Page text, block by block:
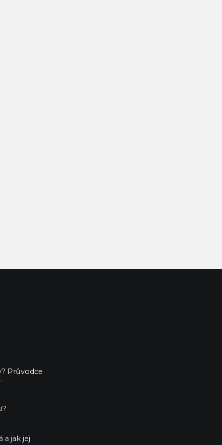
Průvodce
a jak jej